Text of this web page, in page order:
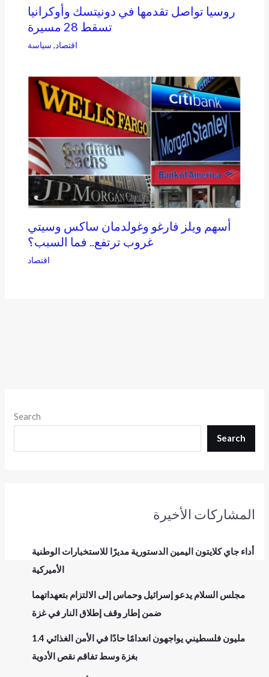
Search
Search
المشاركات الأخيرة
أداء جاي كلايتون اليمين الدستورية مديرًا للاستخبارات الوطنية
الأميركية
مجلس السلام يدعو إسرائيل وحماس إلى الالتزام بتعهداتهما
ضمن إطار وقف إطلاق النار في غزة
1.4 مليون فلسطيني يواجهون انعدامًا حادًا في الأمن الغذائي
بغزة وسط تفاقم نقص الأدوية
روسيا تواصل تقدمها في دونيتسك وأوكرانيا
تسقط 28 مسيرة
اقتصاد, سياسة
أسهم ويلز فارغو وغولدمان ساكس وسيتي
غروب ترتفع.. فما السبب؟
اقتصاد